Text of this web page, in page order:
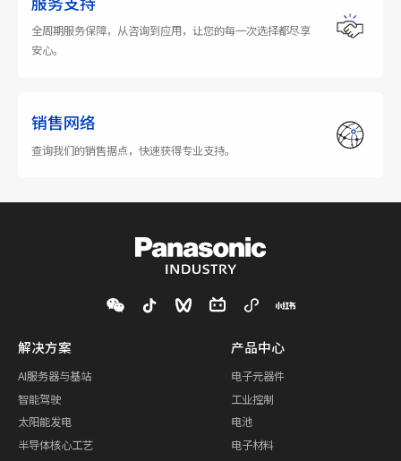
全周期服务保障，从咨询到应用，让您的每一次选择都尽享
安心。
销售网络
查询我们的销售据点，快速获得专业支持。
解决方案
AI服务器与基站
智能驾驶
太阳能发电
半导体核心工艺
产品中心
电子元器件
工业控制
电池
电子材料